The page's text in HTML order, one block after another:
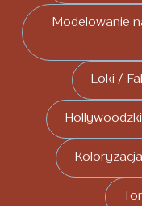
Modelowanie
Loki /